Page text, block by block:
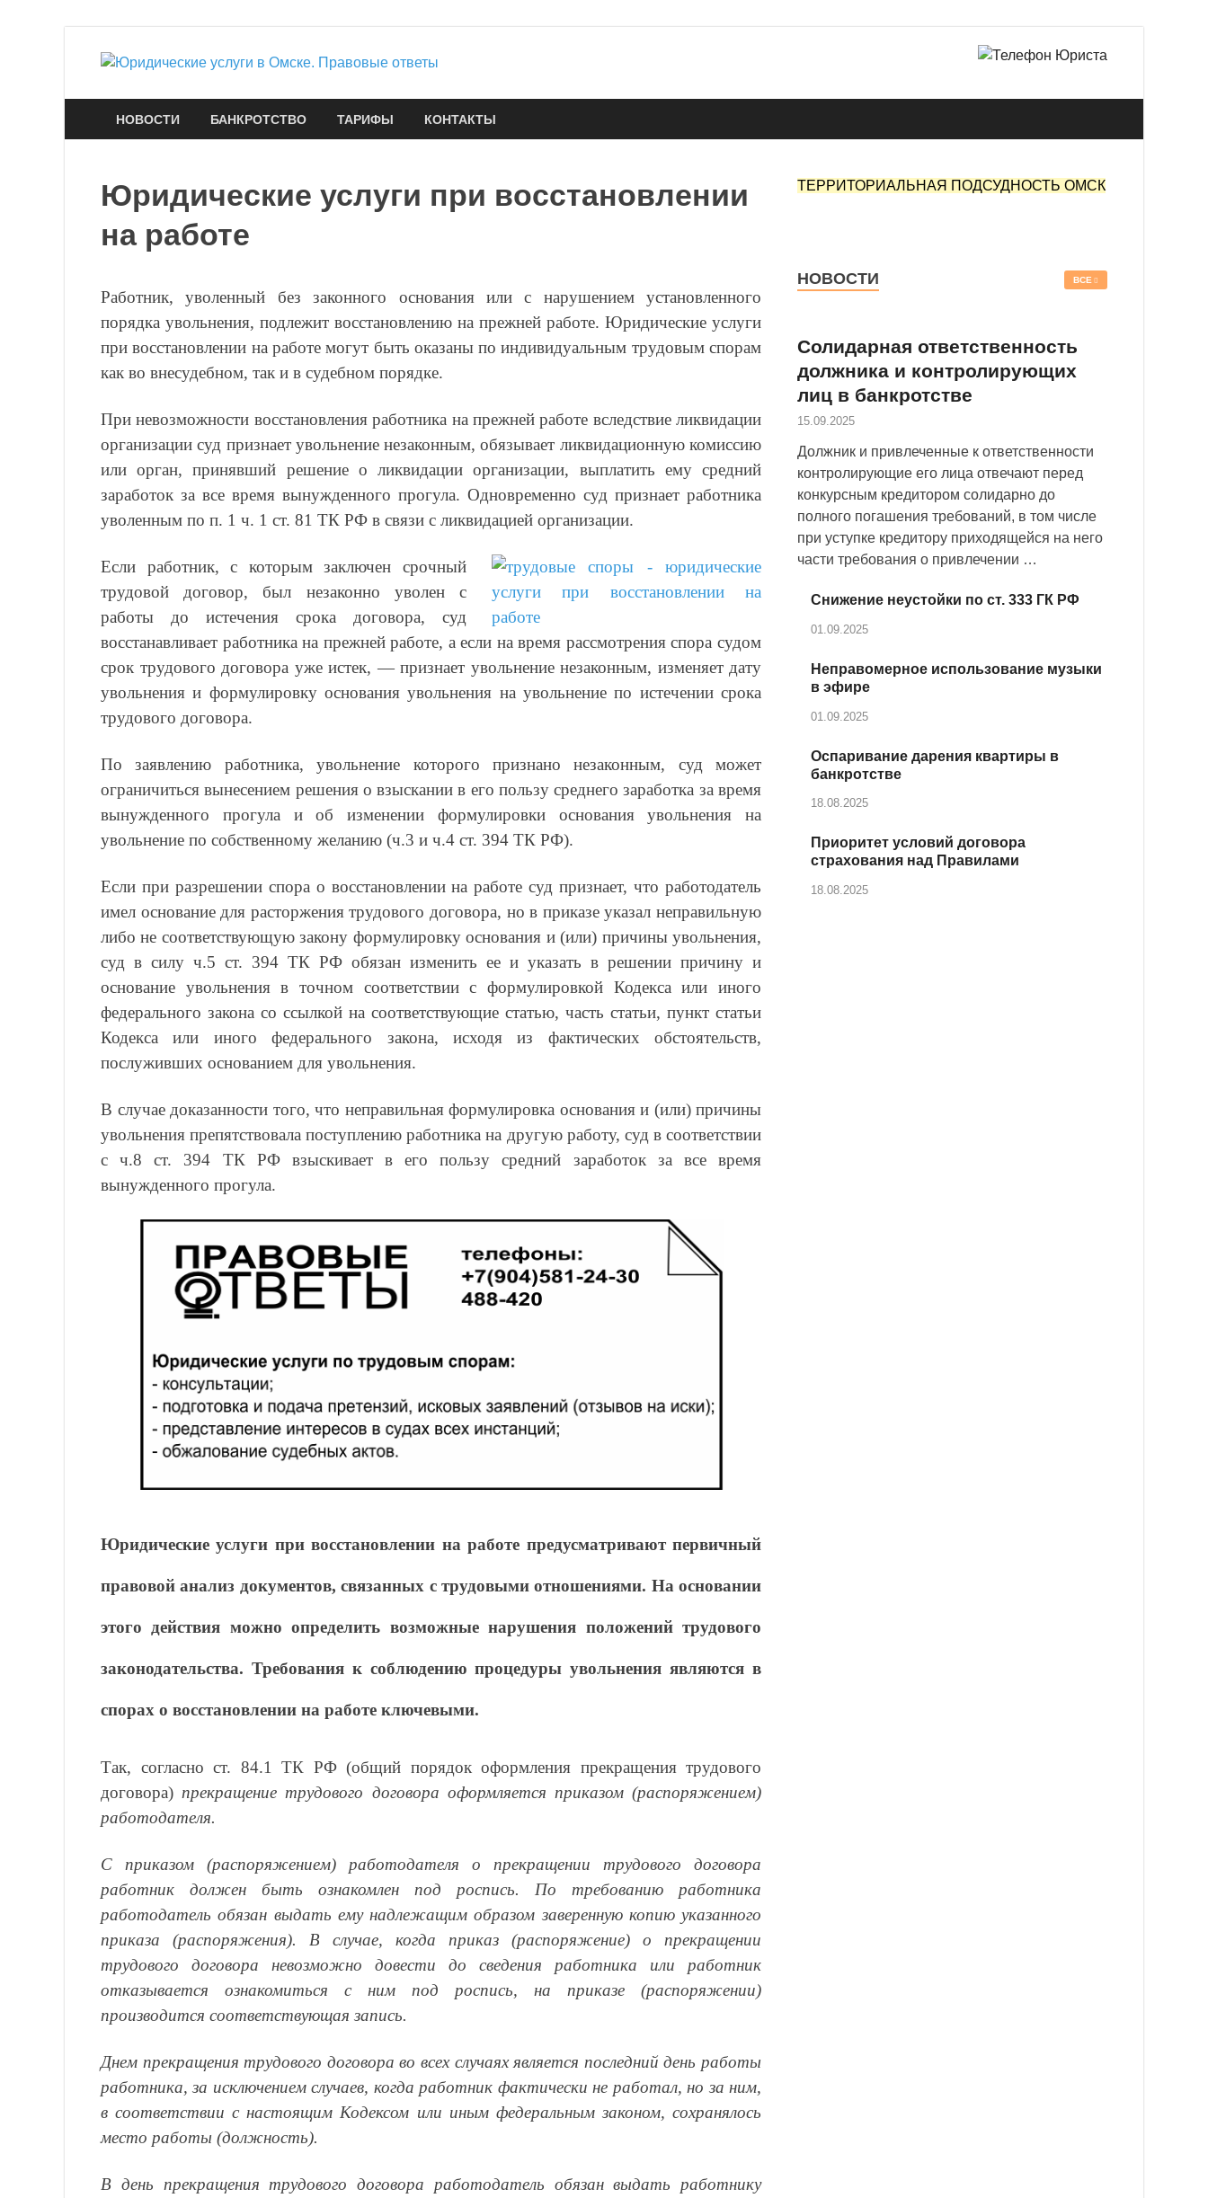
Юридические услуги в Омске.
Правовые ответы
НОВОСТИ БАНКРОТСТВО ТАРИФЫ КОНТАКТЫ
Юридические услуги при восстановлении
на работе
Работник, уволенный без законного основания или с нарушением установленного
порядка увольнения, подлежит восстановлению на прежней работе. Юридические услуги
при восстановлении на работе могут быть оказаны по индивидуальным трудовым спорам
как во внесудебном, так и в судебном порядке.
При невозможности восстановления работника на прежней работе вследствие ликвидации
организации суд признает увольнение незаконным, обязывает ликвидационную комиссию
или орган, принявший решение о ликвидации организации, выплатить ему средний
заработок за все время вынужденного прогула. Одновременно суд признает работника
уволенным по п. 1 ч. 1 ст. 81 ТК РФ в связи с ликвидацией организации.
Если работник, с которым заключен срочный
трудовой договор, был незаконно уволен с
работы до истечения срока договора, суд
восстанавливает работника на прежней работе, а если на время рассмотрения спора судом
срок трудового договора уже истек, — признает увольнение незаконным, изменяет дату
увольнения и формулировку основания увольнения на увольнение по истечении срока
трудового договора.
По заявлению работника, увольнение которого признано незаконным, суд может
ограничиться вынесением решения о взыскании в его пользу среднего заработка за время
вынужденного прогула и об изменении формулировки основания увольнения на
увольнение по собственному желанию (ч.3 и ч.4 ст. 394 ТК РФ).
Если при разрешении спора о восстановлении на работе суд признает, что работодатель
имел основание для расторжения трудового договора, но в приказе указал неправильную
либо не соответствующую закону формулировку основания и (или) причины увольнения,
суд в силу ч.5 ст. 394 ТК РФ обязан изменить ее и указать в решении причину и
основание увольнения в точном соответствии с формулировкой Кодекса или иного
федерального закона со ссылкой на соответствующие статью, часть статьи, пункт статьи
Кодекса или иного федерального закона, исходя из фактических обстоятельств,
послуживших основанием для увольнения.
В случае доказанности того, что неправильная формулировка основания и (или) причины
увольнения препятствовала поступлению работника на другую работу, суд в соответствии
с ч.8 ст. 394 ТК РФ взыскивает в его пользу средний заработок за все время
вынужденного прогула.
Юридические услуги при восстановлении на работе предусматривают первичный
правовой анализ документов, связанных с трудовыми отношениями. На основании
этого действия можно определить возможные нарушения положений трудового
законодательства. Требования к соблюдению процедуры увольнения являются в
спорах о восстановлении на работе ключевыми.
Так, согласно ст. 84.1 ТК РФ (общий порядок оформления прекращения трудового
договора) прекращение трудового договора оформляется приказом (распоряжением)
работодателя.
С приказом (распоряжением) работодателя о прекращении трудового договора
работник должен быть ознакомлен под роспись. По требованию работника
работодатель обязан выдать ему надлежащим образом заверенную копию указанного
приказа (распоряжения). В случае, когда приказ (распоряжение) о прекращении
трудового договора невозможно довести до сведения работника или работник
отказывается ознакомиться с ним под роспись, на приказе (распоряжении)
производится соответствующая запись.
Днем прекращения трудового договора во всех случаях является последний день работы
работника, за исключением случаев, когда работник фактически не работал, но за ним,
в соответствии с настоящим Кодексом или иным федеральным законом, сохранялось
место работы (должность).
В день прекращения трудового договора работодатель обязан выдать работнику
ТЕРРИТОРИАЛЬНАЯ ПОДСУДНОСТЬ ОМСК
НОВОСТИ ВСЕ
Солидарная ответственность
должника и контролирующих
лиц в банкротстве
15.09.2025
Должник и привлеченные к ответственности
контролирующие его лица отвечают перед
конкурсным кредитором солидарно до
полного погашения требований, в том числе
при уступке кредитору приходящейся на него
части требования о привлечении …
Снижение неустойки по ст. 333 ГК РФ
01.09.2025
Неправомерное использование музыки
в эфире
01.09.2025
Оспаривание дарения квартиры в
банкротстве
18.08.2025
Приоритет условий договора
страхования над Правилами
18.08.2025